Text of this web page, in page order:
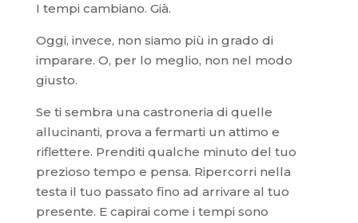
I tempi cambiano. Già.
Oggi, invece, non siamo più in grado di
imparare. O, per lo meglio, non nel modo
giusto.
Se ti sembra una castroneria di quelle
allucinanti, prova a fermarti un attimo e
riflettere. Prenditi qualche minuto del tuo
prezioso tempo e pensa. Ripercorri nella
testa il tuo passato fino ad arrivare al tuo
presente. E capirai come i tempi sono